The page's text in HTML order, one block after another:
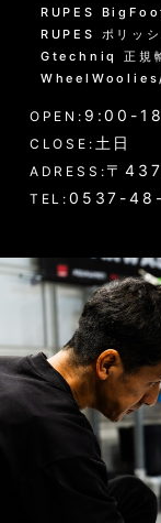
PHリフレッシュシ
黒い筋状の水垢・古
ホイール・タイヤの
エンジンルーム・タ
ドア・トランクの内
ゴムパーツの洗浄
各パーツの脱脂
02 -------------------
ボディコーティング
ボディコーティン
RUPES
RUPES ポリッ
Gtechniq 正規
OPEN: 9:00-
CLOSE: 土日
ADRESS: 〒
TEL: 0537-